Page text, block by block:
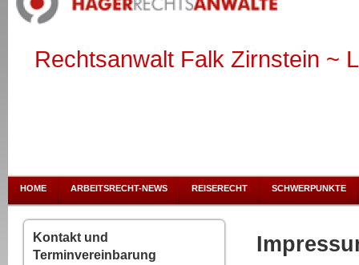
Rechtsanwalt Falk Zirnstein ~
HOME ARBEITSRECHT-NEWS REISERECHT SCHWERPUNKTE
Kontakt und
Terminvereinbarung